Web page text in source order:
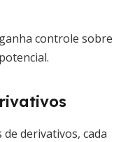
controle sobre
derivativos, cada